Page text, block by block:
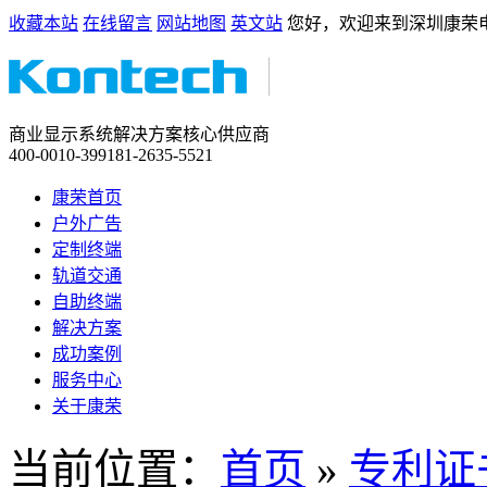
收藏本站 在线留言 网站地图 英文站 您好，欢迎来到深圳康荣
商业显示系统解决方案核心供应商
400-0010-399181-2635-5521
康荣首页
户外广告
定制终端
轨道交通
自助终端
解决方案
成功案例
服务中心
关于康荣
当前位置： 首页 » 专利证